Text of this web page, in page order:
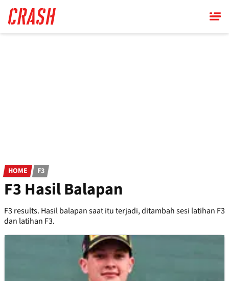
main
content
HOME F3
F3 Hasil Balapan
F3 results. Hasil balapan saat itu terjadi, ditambah sesi latihan F3
dan latihan F3.